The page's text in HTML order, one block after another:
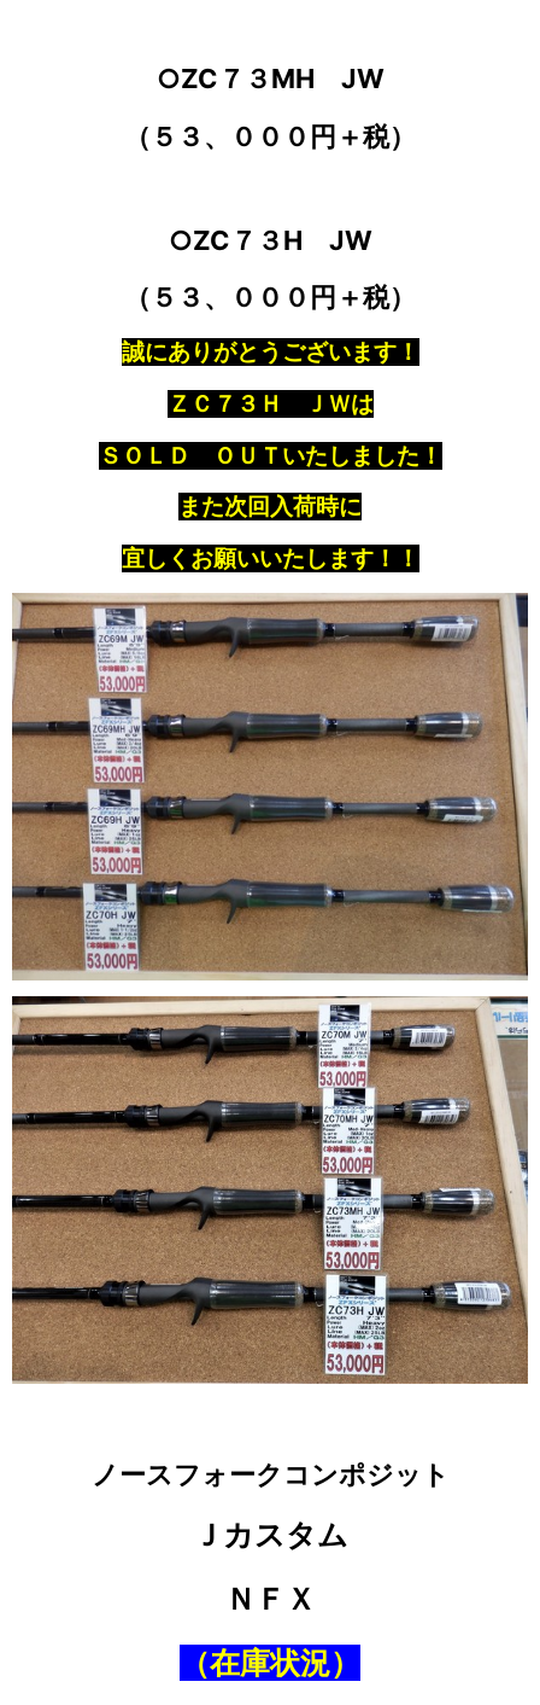
○ZC７３MH JW
（５３、０００円＋税）
○ZC７３H JW
（５３、０００円＋税）
誠にありがとうございます！
ＺＣ７３Ｈ ＪＷは
ＳＯＬＤ ＯＵＴいたしました！
また次回入荷時に
宜しくお願いいたします！！
ノースフォークコンポジット
Ｊカスタム
ＮＦＸ
（在庫状況）